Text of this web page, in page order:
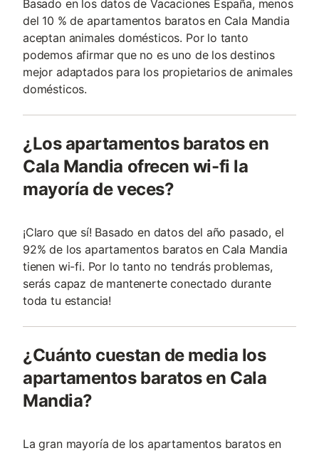
Basado en los datos de Vacaciones España, menos
del 10 % de apartamentos baratos en Cala Mandia
aceptan animales domésticos. Por lo tanto
podemos afirmar que no es uno de los destinos
mejor adaptados para los propietarios de animales
domésticos.
¿Los apartamentos baratos en
Cala Mandia ofrecen wi-fi la
mayoría de veces?
¡Claro que sí! Basado en datos del año pasado, el
92% de los apartamentos baratos en Cala Mandia
tienen wi-fi. Por lo tanto no tendrás problemas,
serás capaz de mantenerte conectado durante
toda tu estancia!
¿Cuánto cuestan de media los
apartamentos baratos en Cala
Mandia?
La gran mayoría de los apartamentos baratos en